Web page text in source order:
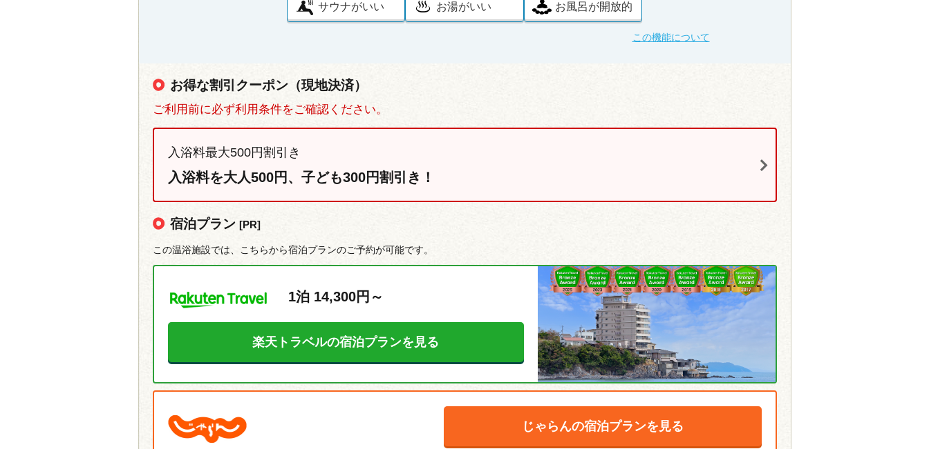
サウナがいい お湯がいい お風呂が開放的
この機能について
お得な割引クーポン（現地決済）
ご利用前に必ず利用条件をご確認ください。
入浴料最大500円割引き
入浴料を大人500円、子ども300円割引き！
>
宿泊プラン [PR]
この温浴施設では、こちらから宿泊プランのご予約が可能です。
1泊 14,300円～
楽天トラベルの宿泊プランを見る
じゃらんの宿泊プランを見る